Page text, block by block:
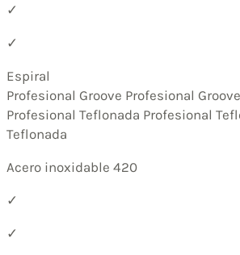
✓
✓
Espiral
Profesional Groove Profesional
Profesional Teflonada Profesional
Teflonada
Acero inoxidable 420
✓
✓